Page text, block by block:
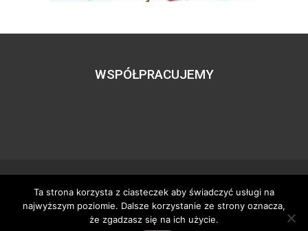
WSPÓŁPRACUJEMY
Wszystkie prawa zastrzeżone – zzgbogdanka.pl
Dostosowanie:Tworzenie stron www– H5studio.pl
Ta strona korzysta z ciasteczek aby świadczyć usługi na
najwyższym poziomie. Dalsze korzystanie ze strony oznacza,
że zgadzasz się na ich użycie.